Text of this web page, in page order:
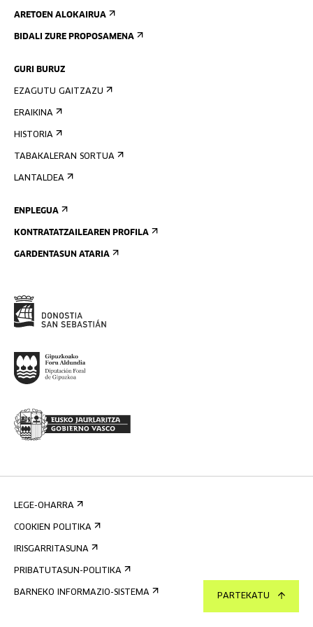
PARTEKATU
ARETOEN ALOKAIRUA
BIDALI ZURE PROPOSAMENA
GURI BURUZ
EZAGUTU GAITZAZU
ERAIKINA
HISTORIA
TABAKALERAN SORTUA
LANTALDEA
ENPLEGUA
KONTRATATZAILEAREN PROFILA
GARDENTASUN ATARIA
LEGE-OHARRA
COOKIEN POLITIKA
IRISGARRITASUNA
PRIBATUTASUN-POLITIKA
BARNEKO INFORMAZIO-SISTEMA